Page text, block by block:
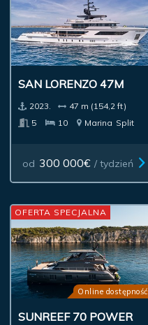
SAN LORENZO 47M
2023.
47 m (154,2 ft)
5
10 Marina Split
od 300 000€ / tydzień
Online dostępność
SUNREEF 70 POWER
OFERTA SPECJALNA